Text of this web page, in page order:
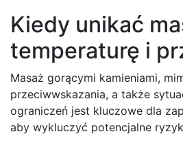
Kiedy unikać
temperaturę i
Masaż gorącymi kamieniami,
przeciwwskazania, a także
ograniczeń jest kluczowe dla
aby wykluczyć potencjalne